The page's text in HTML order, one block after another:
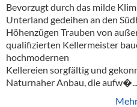
Bevorzugt durch das milde
Unterland gedeihen an den
Höhenzügen Trauben von
qualifizierten Kellermeister
hochmodernen
Kellereien sorgfältig und
Naturnaher Anbau, die aufw�...